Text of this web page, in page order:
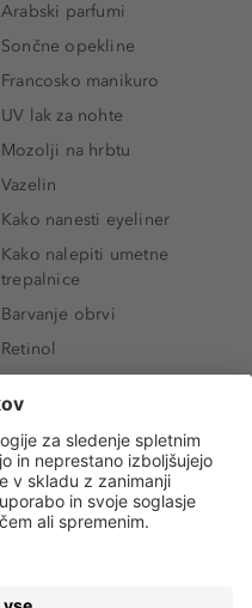
Arabski parfumi
Sončne opekline
Francosko manikuro
UV lak za nohte
Mozolji na hrbtu
Vazelin
Kako nanesti eyeliner
Kako nalepiti umetne
trepalnice
Barvanje obrvi
Retinol
Niacinamid
Rozacea
Salicilna kislina